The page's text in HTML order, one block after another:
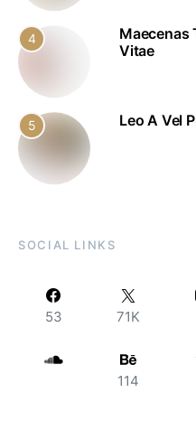
4
Maecenas
Vitae
5 Leo A Vel
SOCIAL LINKS
53 71K
114